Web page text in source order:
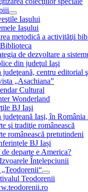
Iaşului
Iaşului
metodică a activităţii
de dezvoltare a
din judeţul Iaşi
centru editorial
„Asachiana”
Cultural
Wonderland
BJ Iaşi
judeţeană Iaşi, în România
şi tradiţie românească
românească pretutindeni
BJ Iași
de departe e America?
Înţelepciunii
Teodorenii